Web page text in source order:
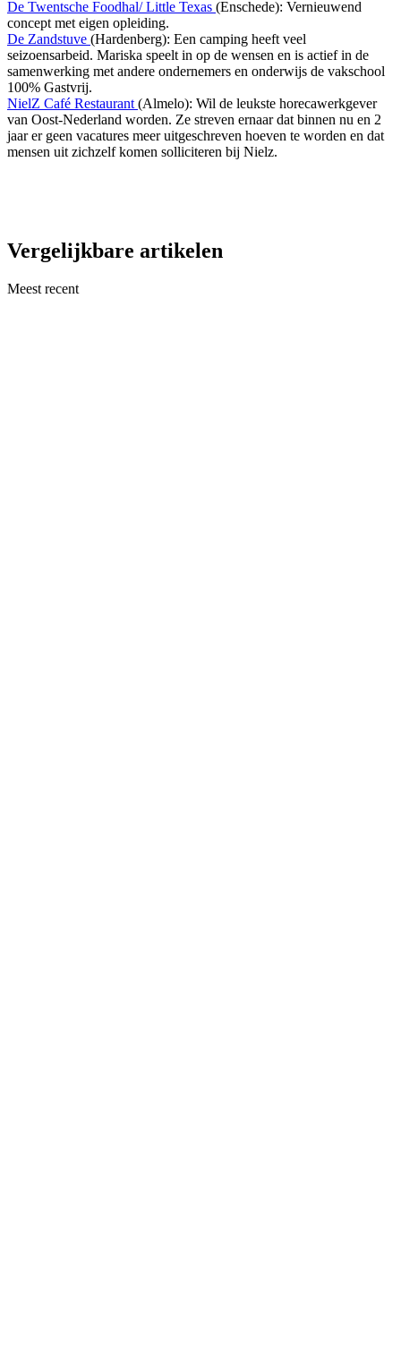
De Twentsche Foodhal/ Little Texas (Enschede): Vernieuwend
concept met eigen opleiding.
De Zandstuve (Hardenberg): Een camping heeft veel
seizoensarbeid. Mariska speelt in op de wensen en is actief in de
samenwerking met andere ondernemers en onderwijs de vakschool
100% Gastvrij.
NielZ Café Restaurant (Almelo): Wil de leukste horecawerkgever
van Oost-Nederland worden. Ze streven ernaar dat binnen nu en 2
jaar er geen vacatures meer uitgeschreven hoeven te worden en dat
mensen uit zichzelf komen solliciteren bij Nielz.
Vergelijkbare artikelen
Meest recent